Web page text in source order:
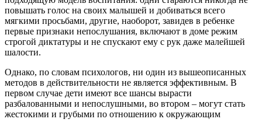
повышать голос на своих малышей и добиваться всего
мягкими просьбами, другие, наоборот, завидев в ребенке
первые признаки непослушания, включают в доме режим
строгой диктатуры и не спускают ему с рук даже малейшей
шалости.
Однако, по словам психологов, ни один из вышеописанных
методов в действительности не является эффективным. В
первом случае дети имеют все шансы вырасти
разбалованными и непослушными, во втором – могут стать
жестокими и грубыми по отношению к окружающим